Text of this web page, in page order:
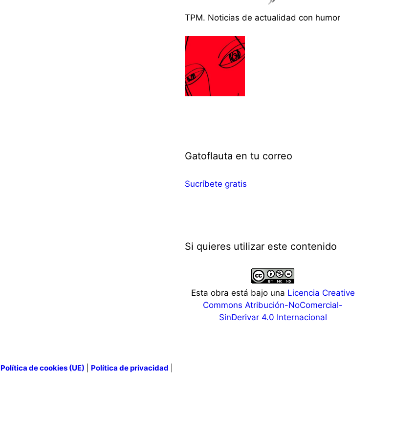
TPM. Noticias de actualidad con humor
Gatoflauta en tu correo
Sucríbete gratis
Si quieres utilizar este contenido
Esta obra está bajo una Licencia Creative
Commons Atribución-NoComercial-
SinDerivar 4.0 Internacional
Política de cookies (UE) Política de privacidad